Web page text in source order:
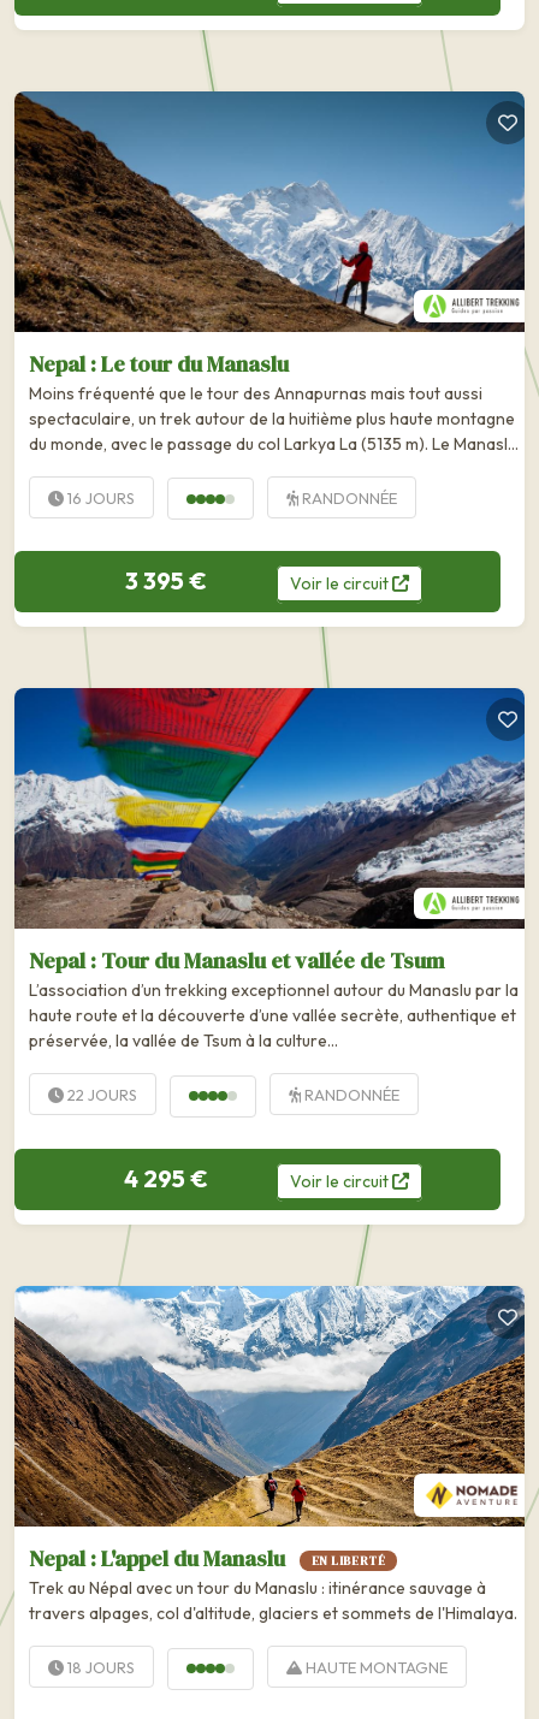
Nepal : Le tour du Manaslu
Moins fréquenté que le tour des Annapurnas mais tout aussi
spectaculaire, un trek autour de la huitième plus haute montagne
du monde, avec le passage du col Larkya La (5135 m). Le Manaslu
égards au tour des Annapurnas, le trekking du tour du Manaslu
se...
16 JOURS RANDONNÉE
3 395 € Voirle circuit
Nepal : Tour du Manaslu et vallée de Tsum
L’association d’un trekking exceptionnel autour du Manaslu par la
haute route et la découverte d’une vallée secrète, authentique et
préservée, la vallée de Tsum à la culture...
22 JOURS RANDONNÉE
4 295 € Voirle circuit
Nepal : L'appel du Manaslu EN LIBERTÉ
Trek au Népal avec un tour du Manaslu : itinérance sauvage à
travers alpages, col d'altitude, glaciers et sommets de l'Himalaya.
18 JOURS HAUTE MONTAGNE